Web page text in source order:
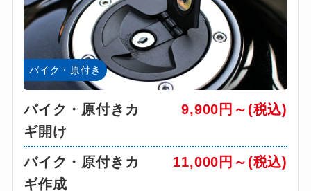
バイク・原付き
バイク・原付きカ
ギ開け
9,900円～(税込)
バイク・原付きカ
ギ作成
11,000円～(税込)